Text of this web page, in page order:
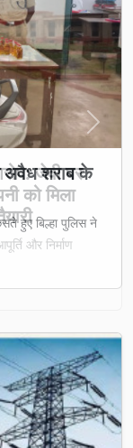
जेवी पर
को मिला
और निर्माण
Next